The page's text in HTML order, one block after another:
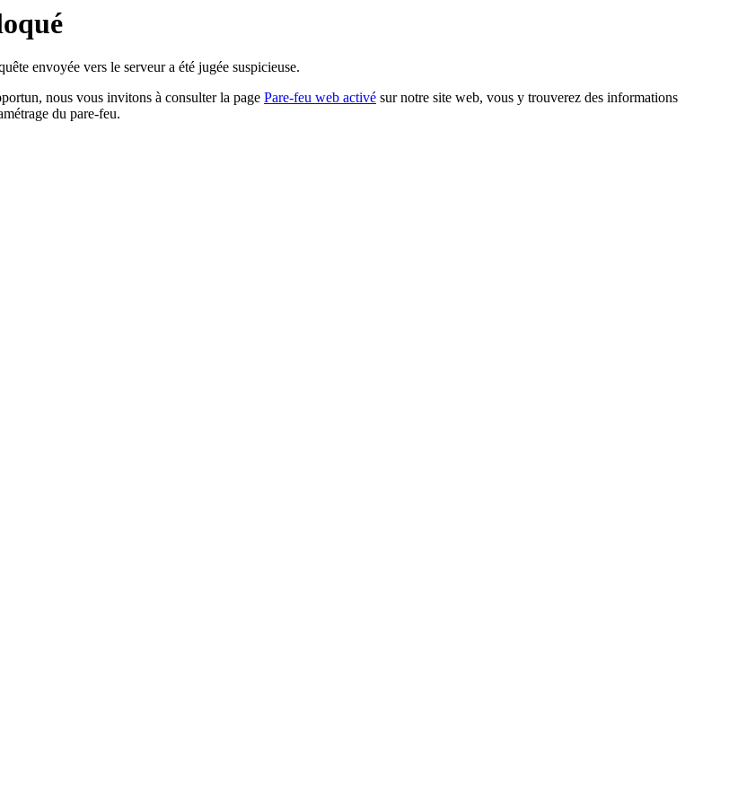
envoyée vers le serveur a été jugée suspicieuse.
nous vous invitons à consulter la page Pare-feu web activé sur notre site web, vous y trouverez des informations
du pare-feu.